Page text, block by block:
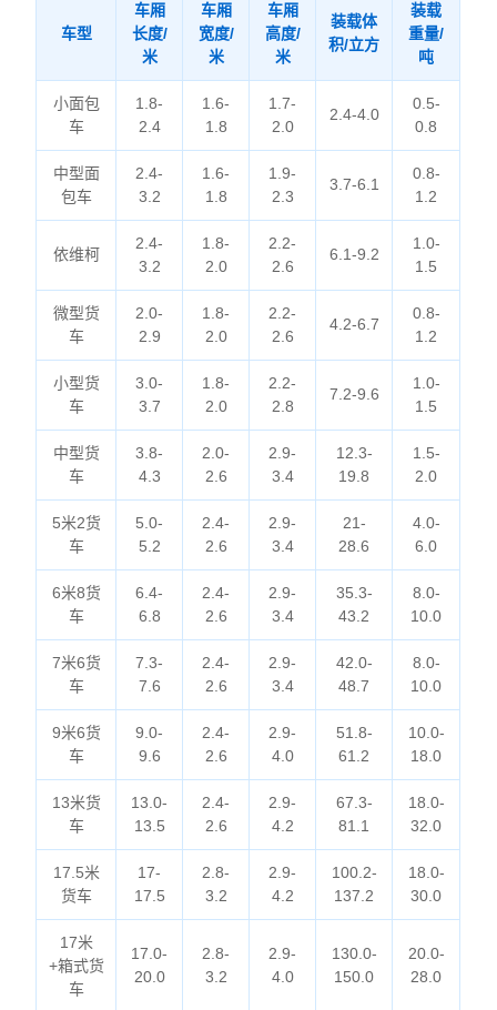
车型
车厢
长度/
米
车厢
宽度/
米
车厢
高度/
米
装载体
积/立方
装载
重量/
吨
小面包
车
1.8-
2.4
1.6-
1.8
1.7-
2.0
2.4-4.0
0.5-
0.8
中型面
包车
2.4-
3.2
1.6-
1.8
1.9-
2.3
3.7-6.1
0.8-
1.2
依维柯
2.4-
3.2
1.8-
2.0
2.2-
2.6
6.1-9.2
1.0-
1.5
微型货
车
2.0-
2.9
1.8-
2.0
2.2-
2.6
4.2-6.7
0.8-
1.2
小型货
车
3.0-
3.7
1.8-
2.0
2.2-
2.8
7.2-9.6
1.0-
1.5
中型货
车
3.8-
4.3
2.0-
2.6
2.9-
3.4
12.3-
19.8
1.5-
2.0
5米2货
车
5.0-
5.2
2.4-
2.6
2.9-
3.4
21-
28.6
4.0-
6.0
6米8货
车
6.4-
6.8
2.4-
2.6
2.9-
3.4
35.3-
43.2
8.0-
10.0
7米6货
车
7.3-
7.6
2.4-
2.6
2.9-
3.4
42.0-
48.7
8.0-
10.0
9米6货
车
9.0-
9.6
2.4-
2.6
2.9-
4.0
51.8-
61.2
10.0-
18.0
13米货
车
13.0-
13.5
2.4-
2.6
2.9-
4.2
67.3-
81.1
18.0-
32.0
17.5米
货车
17-
17.5
2.8-
3.2
2.9-
4.2
100.2-
137.2
18.0-
30.0
17米
+箱式货
车
17.0-
20.0
2.8-
3.2
2.9-
4.0
130.0-
150.0
20.0-
28.0